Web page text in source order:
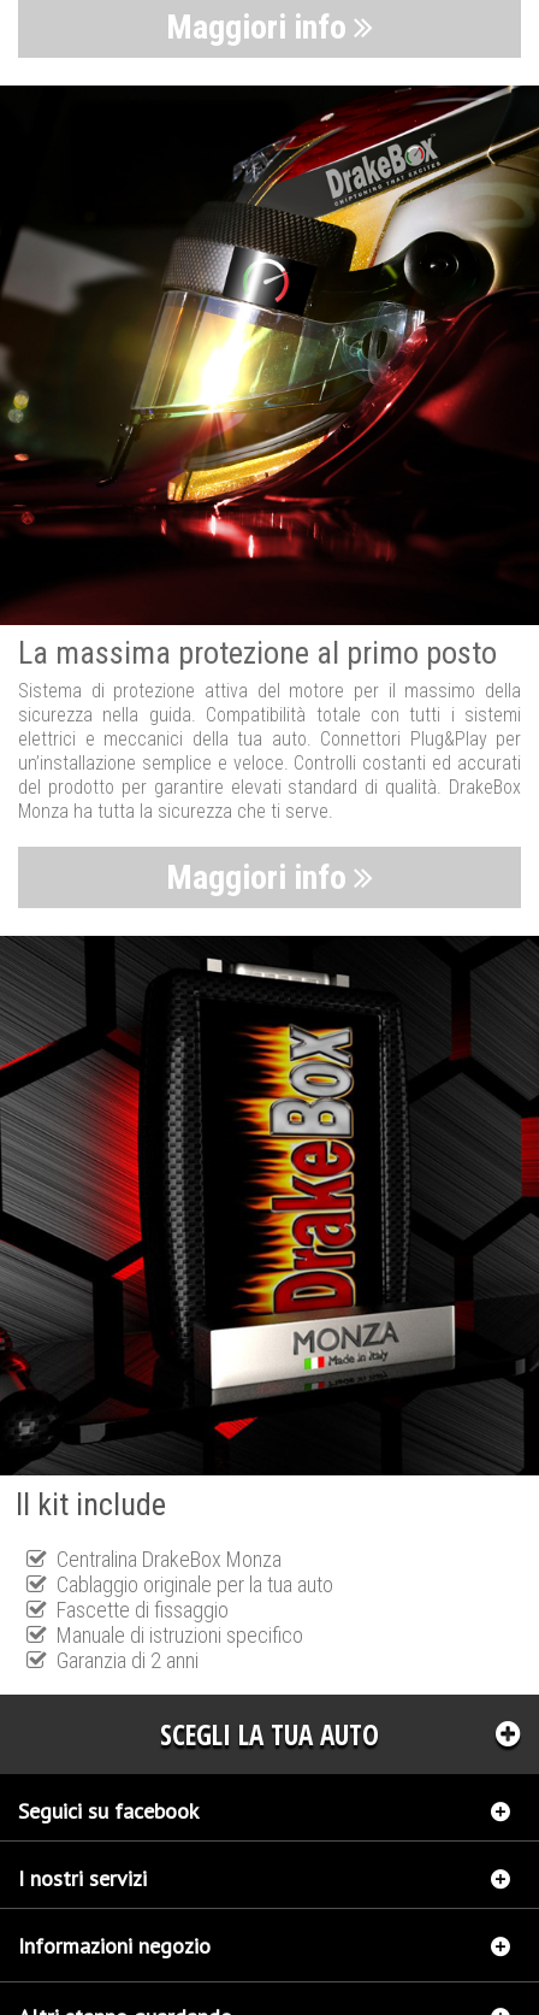
Maggiori info
La massima protezione al primo posto
Sistema di protezione attiva del motore per il massimo della
sicurezza nella guida. Compatibilità totale con tutti i sistemi
elettrici e meccanici della tua auto. Connettori Plug&Play per
un’installazione semplice e veloce. Controlli costanti ed accurati
del prodotto per garantire elevati standard di qualità. DrakeBox
Monza ha tutta la sicurezza che ti serve.
Maggiori info
Il kit include
Centralina DrakeBox Monza
Cablaggio originale per la tua auto
Fascette di fissaggio
Manuale di istruzioni specifico
Garanzia di 2 anni
SCEGLI LA TUA AUTO
Seguici su facebook
I nostri servizi
Informazioni negozio